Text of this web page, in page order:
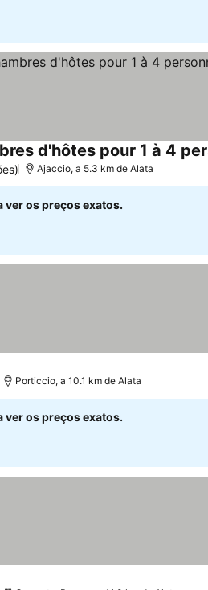
Ajaccio, a 5.3 km de Alata
ver os preços exatos.
Porticcio, a 10.1 km de Alata
ver os preços exatos.